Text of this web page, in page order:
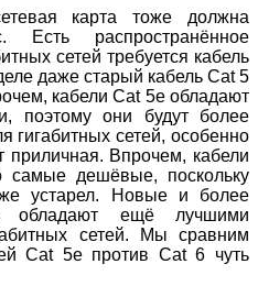
карта тоже должна
Есть распространённое
сетей требуется кабель
даже старый кабель Cat 5
кабели Cat 5e обладают
поэтому они будут более
сетей, особенно
приличная. Впрочем, кабели
самые дешёвые, поскольку
устарел. Новые и более
обладают ещё лучшими
сетей. Мы сравним
Cat 5e против Cat 6 чуть